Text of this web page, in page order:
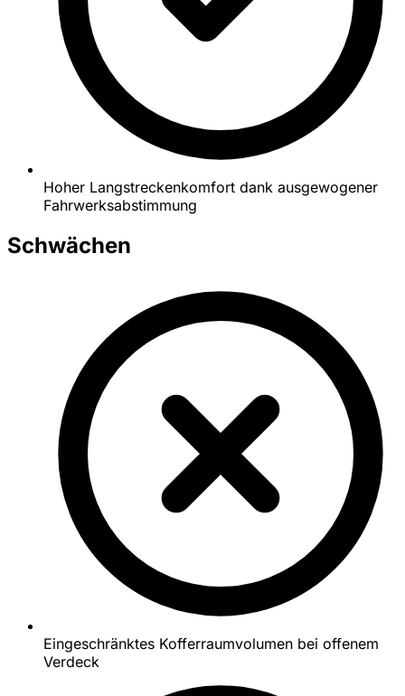
Hoher Langstreckenkomfort dank ausgewogener
Fahrwerksabstimmung
Schwächen
Eingeschränktes Kofferraumvolumen bei offenem
Verdeck